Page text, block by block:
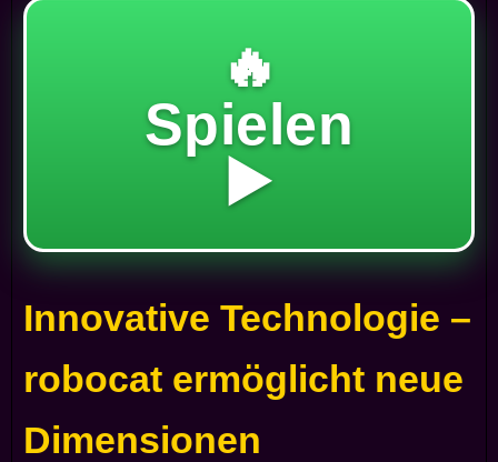
🔥
Spielen
▶️
Innovative Technologie –
robocat ermöglicht neue
Dimensionen